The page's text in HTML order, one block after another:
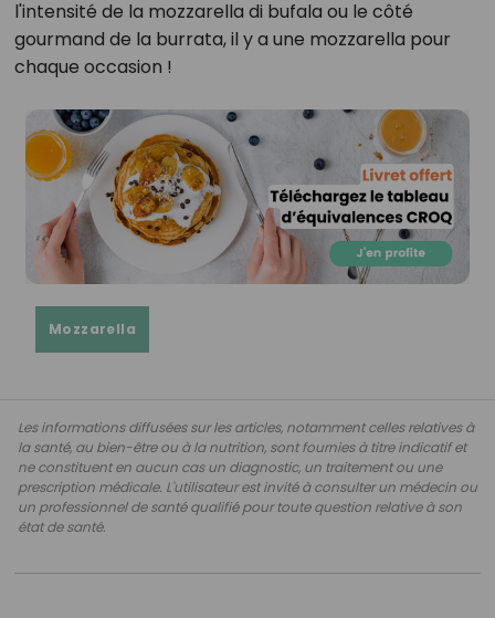
l'intensité de la mozzarella di bufala ou le côté
gourmand de la burrata, il y a une mozzarella pour
chaque occasion !
Mozzarella
Les informations diffusées sur les articles, notamment celles relatives à
la santé, au bien-être ou à la nutrition, sont fournies à titre indicatif et
ne constituent en aucun cas un diagnostic, un traitement ou une
prescription médicale. L'utilisateur est invité à consulter un médecin ou
un professionnel de santé qualifié pour toute question relative à son
état de santé.